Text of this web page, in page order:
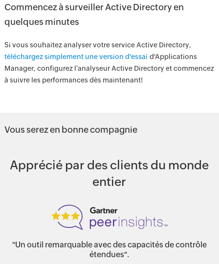
Commencez à surveiller Active Directory en
quelques minutes
Si vous souhaitez analyser votre service Active Directory,
téléchargez simplement une version d'essai d'Applications
Manager, configurez l’analyseur Active Directory et commencez
à suivre les performances dès maintenant!
Vous serez en bonne compagnie
Apprécié par des clients du monde
entier
"Un outil remarquable avec des capacités de contrôle
étendues".